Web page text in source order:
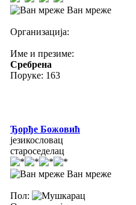
Ван мреже
Организација:
Име и презиме:
Сребрена
Поруке: 163
Ђорђе Божовић
језикословац
староседелац
Ван мреже
Пол: